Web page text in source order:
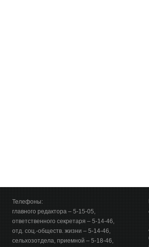
Телефоны:
главного редактора – 5-15-05,
ответственного секретаря – 5-14-46,
отд. соц.-обществ. жизни – 5-14-46,
сельхозотдела, приемной – 5-18-46,